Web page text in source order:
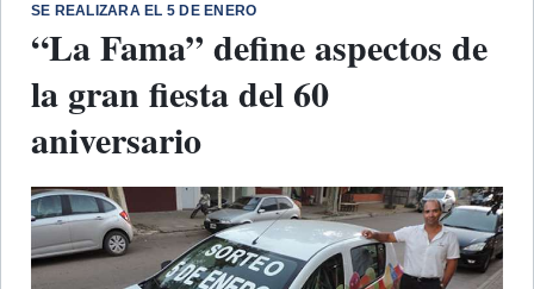
SE REALIZARA EL 5 DE ENERO
“La Fama” define aspectos de
la gran fiesta del 60
aniversario